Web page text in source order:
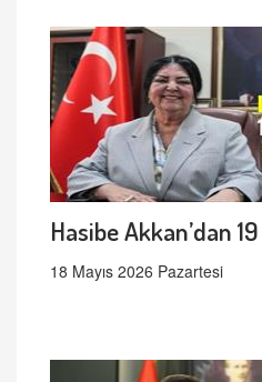
Hasibe Akkan’dan
18 Mayıs 2026 Pazartesi